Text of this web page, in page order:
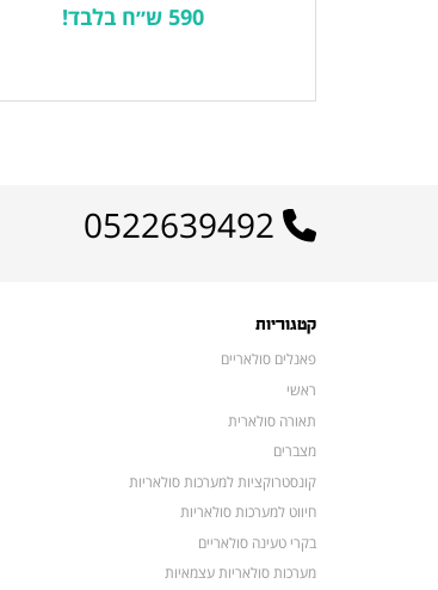
590 ש״ח בלבד!
קטגוריות
פאנלים סולאריים
ראשי
תאורה סולארית
מצברים
קונסטרוקציות למערכות סולאריות
חיווט למערכות סולאריות
בקרי טעינה סולאריים
מערכות סולאריות עצמאיות